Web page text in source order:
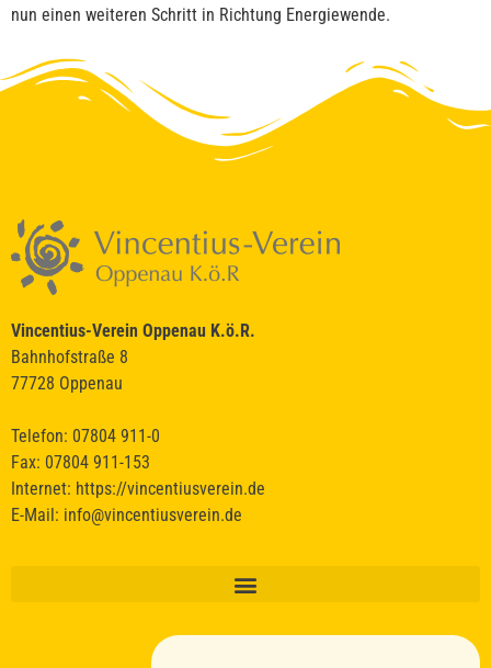
nun einen weiteren Schritt in Richtung Energiewende.
Vincentius-Verein Oppenau K.ö.R.
Bahnhofstraße 8
77728 Oppenau
Telefon: 07804 911-0
Fax: 07804 911-153
Internet: https://vincentiusverein.de
E-Mail: info@vincentiusverein.de
Ich stimme zu
Deine Daten werden nicht an Dritte weitergegeben.